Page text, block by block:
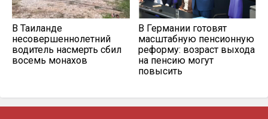
В Таиланде
несовершеннолетний
водитель насмерть сбил
восемь монахов
В Германии готовят
масштабную пенсионную
реформу: возраст выхода
на пенсию могут
повысить